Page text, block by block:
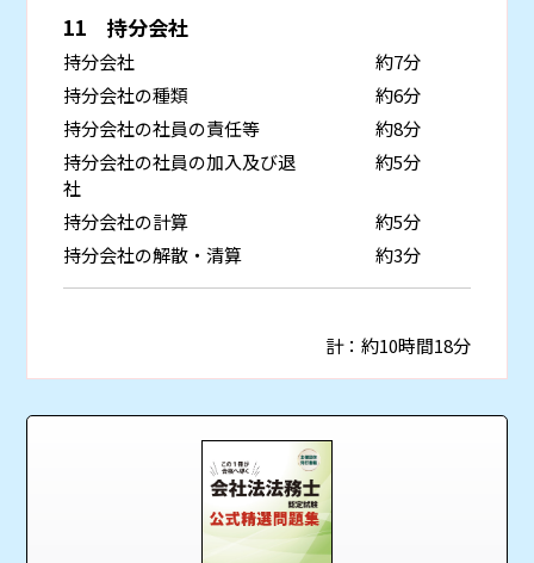
11 持分会社
持分会社
約7分
持分会社の種類
約6分
持分会社の社員の責任等
約8分
持分会社の社員の加入及び退
社
約5分
持分会社の計算
約5分
持分会社の解散・清算
約3分
計：約10時間18分